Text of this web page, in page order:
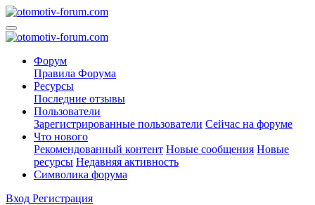
Форум
Правила Форума
Ресурсы
Последние отзывы
Пользователи
Зарегистрированные пользователи Сейчас на форуме
Что нового
Рекомендованный контент Новые сообщения Новые
ресурсы Недавняя активность
Символика форума
Вход Регистрация